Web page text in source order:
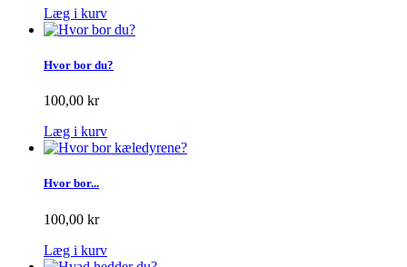
Læg i kurv
Hvor bor du?
100,00 kr
Læg i kurv
Hvor bor...
100,00 kr
Læg i kurv